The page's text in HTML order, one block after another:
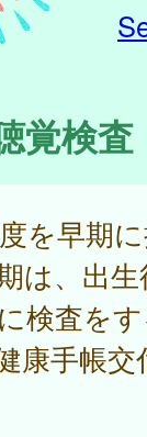
覚検査
を早期
は、出
検査を
康手帳交